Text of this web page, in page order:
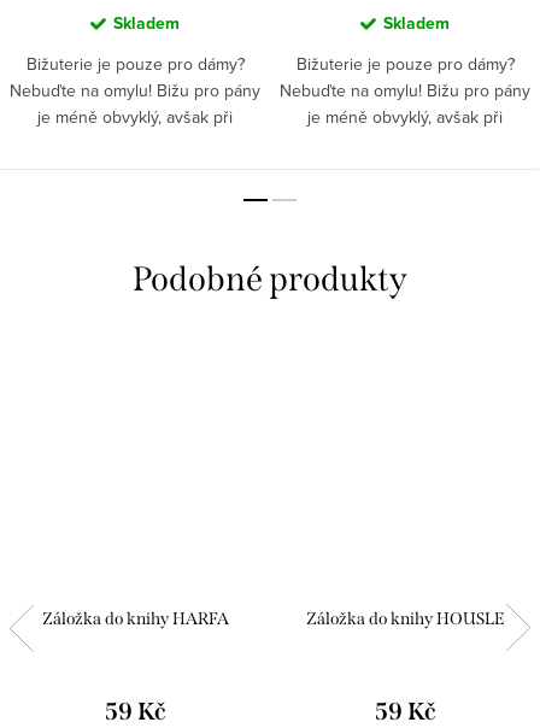
Skladem
Bižuterie je pouze pro dámy?
Nebuďte na omylu! Bižu pro pány
je méně obvyklý, avšak při
Skladem
Bižuterie je pouze pro dámy?
Nebuďte na omylu! Bižu pro pány
je méně obvyklý, avšak při
Záložka do knihy HARFA
59 Kč
Záložka do knihy HOUSLE
59 Kč